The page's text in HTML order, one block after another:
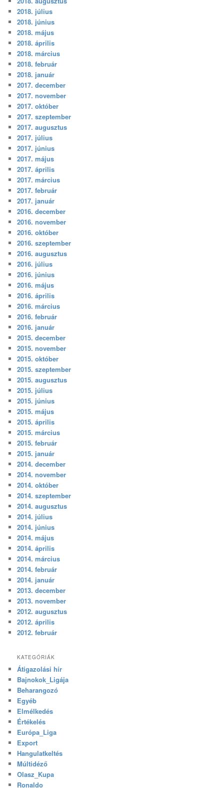
2018. július
2018. június
2018. május
2018. április
2018. március
2018. február
2018. január
2017. december
2017. november
2017. október
2017. szeptember
2017. augusztus
2017. július
2017. június
2017. május
2017. április
2017. március
2017. február
2017. január
2016. december
2016. november
2016. október
2016. szeptember
2016. augusztus
2016. július
2016. június
2016. május
2016. április
2016. március
2016. február
2016. január
2015. december
2015. november
2015. október
2015. szeptember
2015. augusztus
2015. július
2015. június
2015. május
2015. április
2015. március
2015. február
2015. január
2014. december
2014. november
2014. október
2014. szeptember
2014. augusztus
2014. július
2014. június
2014. május
2014. április
2014. március
2014. február
2014. január
2013. december
2013. november
2012. augusztus
2012. április
2012. február
KATEGÓRIÁK
Átigazolási hír
Bajnokok_Ligája
Beharangozó
Egyéb
Elmélkedés
Értékelés
Európa_Liga
Export
Hangulatkeltés
Múltidéző
Olasz_Kupa
Ronaldo